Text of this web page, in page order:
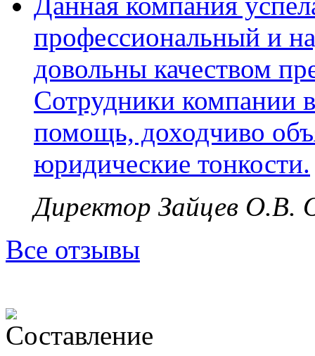
профессиональный и
довольны качеством
Сотрудники компании
помощь, доходчиво
юридические тонкости.
Директор Зайцев О.В.
Все отзывы